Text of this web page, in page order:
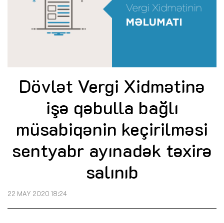
Dövlət Vergi Xidmətinə
işə qəbulla bağlı
müsabiqənin keçirilməsi
sentyabr ayınadək təxirə
salınıb
22 MAY 2020 18:24